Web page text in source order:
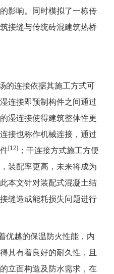
影响。同时模拟了一栋传
接缝与传统砖混建筑热桥
连接依据其施工方式可
连接即预制构件之间通过
湿连接使得建筑整体性更
接也称作机械连接，通过
[12] ；干连接方式施工方便
装配率更高，未来将成为
本文针对装配式混凝土结
缝造成能耗损失问题进行
越的保温防火性能，内
其有着良好的耐久性，且
立面构造及防水需求，在